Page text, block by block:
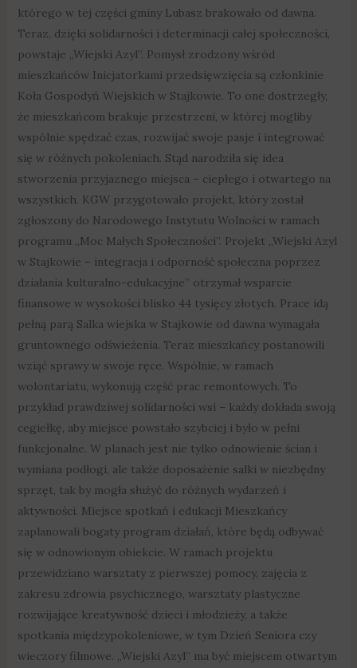
którego w tej części gminy Lubasz brakowało od dawna.
Teraz, dzięki solidarności i determinacji całej społeczności,
powstaje „Wiejski Azyl”. Pomysł zrodzony wśród
mieszkańców Inicjatorkami przedsięwzięcia są członkinie
Koła Gospodyń Wiejskich w Stajkowie. To one dostrzegły,
że mieszkańcom brakuje przestrzeni, w której mogliby
wspólnie spędzać czas, rozwijać swoje pasje i integrować
się w różnych pokoleniach. Stąd narodziła się idea
stworzenia przyjaznego miejsca – ciepłego i otwartego na
wszystkich. KGW przygotowało projekt, który został
zgłoszony do Narodowego Instytutu Wolności w ramach
programu „Moc Małych Społeczności”. Projekt „Wiejski Azyl
w Stajkowie – integracja i odporność społeczna poprzez
działania kulturalno-edukacyjne” otrzymał wsparcie
finansowe w wysokości blisko 44 tysięcy złotych. Prace idą
pełną parą Salka wiejska w Stajkowie od dawna wymagała
gruntownego odświeżenia. Teraz mieszkańcy postanowili
wziąć sprawy w swoje ręce. Wspólnie, w ramach
wolontariatu, wykonują część prac remontowych. To
przykład prawdziwej solidarności wsi – każdy dokłada swoją
cegiełkę, aby miejsce powstało szybciej i było w pełni
funkcjonalne. W planach jest nie tylko odnowienie ścian i
wymiana podłogi, ale także doposażenie salki w niezbędny
sprzęt, tak by mogła służyć do różnych wydarzeń i
aktywności. Miejsce spotkań i edukacji Mieszkańcy
zaplanowali bogaty program działań, które będą odbywać
się w odnowionym obiekcie. W ramach projektu
przewidziano warsztaty z pierwszej pomocy, zajęcia z
zakresu zdrowia psychicznego, warsztaty plastyczne
rozwijające kreatywność dzieci i młodzieży, a także
spotkania międzypokoleniowe, w tym Dzień Seniora czy
wieczory filmowe. „Wiejski Azyl” ma być miejscem otwartym